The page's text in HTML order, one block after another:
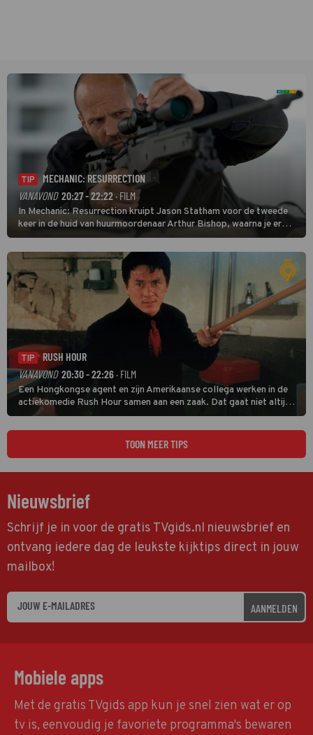
TIP
MECHANIC: RESURRECTION
VANAVOND 20:27 - 22:22· FILM
In Mechanic: Resurrection kruipt Jason Statham voor de tweede
keer in de huid van huurmoordenaar Arthur Bishop, waarna je er
donder op kunt zeggen dat er van Bishops geplande pensioen niet
veel terechtkomt.
TIP
RUSH HOUR
VANAVOND 20:30 - 22:26 · FILM
Een Hongkongse agent en zijn Amerikaanse collega werken in de
actiekomedie Rush Hour samen aan een zaak. Dat gaat niet altijd
van een leien dakje.
TOON MEER TIPS
Nieuwsbrief
Schrijf je in voor de gratis TVgids.nl nieuwsbrief en
ontvang iedere dag de leukste kijktips direct in jouw
mailbox!
AANMELDEN
Mobiele apps
Met de gratis TVgids app kun je snel zien wat er op
tv is, eenvoudig je favoriete programma's bewaren